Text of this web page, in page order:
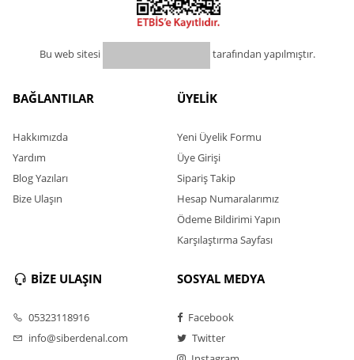
Bu web sitesi tarafından yapılmıştır.
BAĞLANTILAR
Hakkımızda
Yardım
Blog Yazıları
Bize Ulaşın
ÜYELİK
Yeni Üyelik Formu
Üye Girişi
Sipariş Takip
Hesap Numaralarımız
Ödeme Bildirimi Yapın
Karşılaştırma Sayfası
BİZE ULAŞIN
05323118916
info@siberdenal.com
SOSYAL MEDYA
Facebook
Twitter